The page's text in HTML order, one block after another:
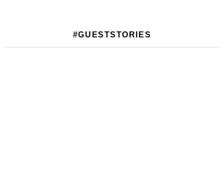
#GUESTSTORIES